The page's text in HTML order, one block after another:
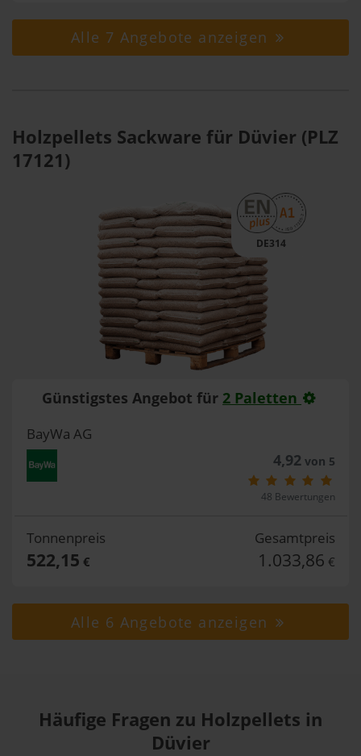
Alle 7 Angebote anzeigen
Holzpellets Sackware für Düvier (PLZ
17121)
DE314
Günstigstes Angebot für 2 Paletten
BayWa AG
4,92von 5
48 Bewertungen
Tonnenpreis
522,15 €
Gesamtpreis
1.033,86 €
Alle 6 Angebote anzeigen
Häufige Fragen zu Holzpellets in
Düvier